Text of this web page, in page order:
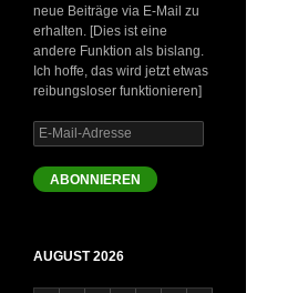
neue Beiträge via E-Mail zu
erhalten. [Dies ist eine
andere Funktion als bislang.
Ich hoffe, das wird jetzt etwas
reibungsloser funktionieren]
E-
Mail-
Adresse
ABONNIEREN
AUGUST 2026